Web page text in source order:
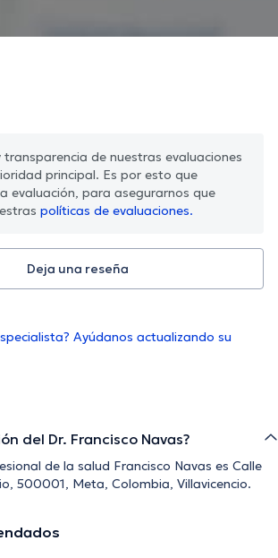
de nuestras evaluaciones
principal. Es por esto que
evaluación, para asegurarnos que
políticas de evaluaciones.
Deja una reseña
Ayúdanos actualizando su
del Dr. Francisco Navas?
de la salud Francisco Navas es Calle
500001, Meta, Colombia, Villavicencio.